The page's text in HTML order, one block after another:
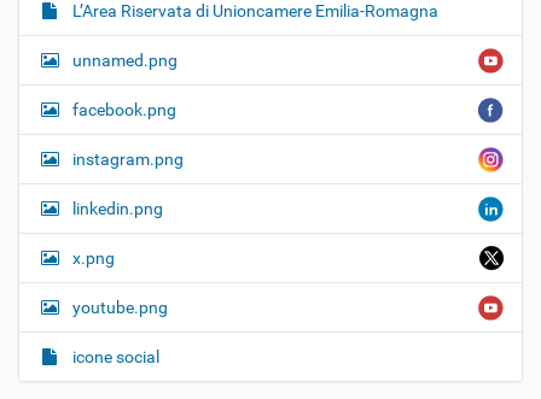
L’Area Riservata di Unioncamere Emilia-Romagna
unnamed.png
facebook.png
instagram.png
linkedin.png
x.png
youtube.png
icone social